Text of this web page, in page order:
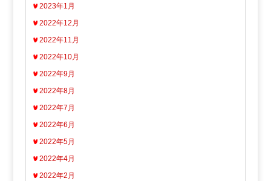
2023年1月
2022年12月
2022年11月
2022年10月
2022年9月
2022年8月
2022年7月
2022年6月
2022年5月
2022年4月
2022年2月